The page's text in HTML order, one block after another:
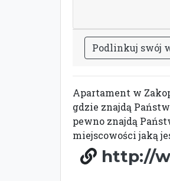
Podlinkuj swój
Apartament w
gdzie znajdą
pewno znajdą
miejscowości jaką
http://